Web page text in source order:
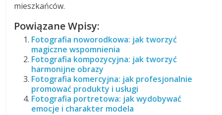
mieszkańców.
Powiązane Wpisy:
Fotografia noworodkowa: jak tworzyć
magiczne wspomnienia
Fotografia kompozycyjna: jak tworzyć
harmonijne obrazy
Fotografia komercyjna: jak profesjonalnie
promować produkty i usługi
Fotografia portretowa: jak wydobywać
emocje i charakter modela